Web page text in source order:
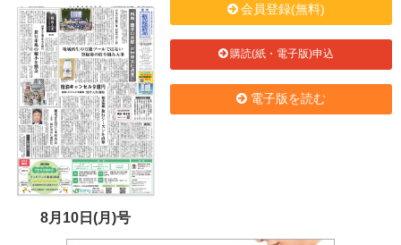
8月10日(月)号
会員登録(無料)
購読(紙・電子版)申込
電子版を読む